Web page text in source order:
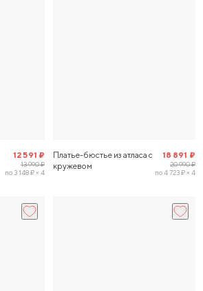
12 591 ₽
13 990 ₽
по 3 148 ₽ × 4
Платье-бюстье из атласа с
кружевом
18 891 ₽
20 990 ₽
по 4 723 ₽ × 4